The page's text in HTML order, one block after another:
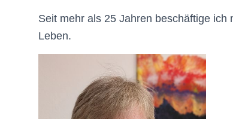
Seit mehr als 25 Jahren beschäftige
Leben.